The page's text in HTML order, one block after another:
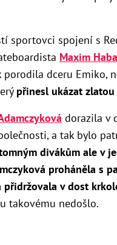
sportovci spojení s
Maxim
porodila dceru Emiko,
přinesl ukázat
dorazila v
a tak bylo
divákům ale v
proháněla s
přidržovala v dost
takovému nedošlo.